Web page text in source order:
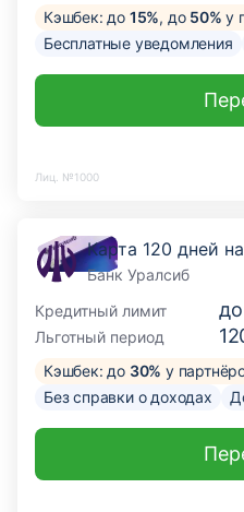
Кэшбек: до 15%, до 50% у
Бесплатные уведомления
Лиц. №1000
Карта 120 дней
Банк Уралсиб
Кредитный лимит
до
Льготный период
Кэшбек: до 30% у
Без справки о доходах